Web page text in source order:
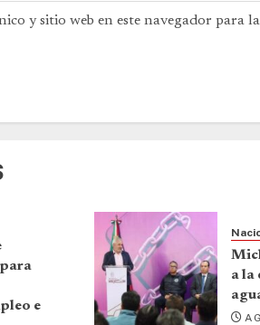
y sitio web en este navegador para
e
a la